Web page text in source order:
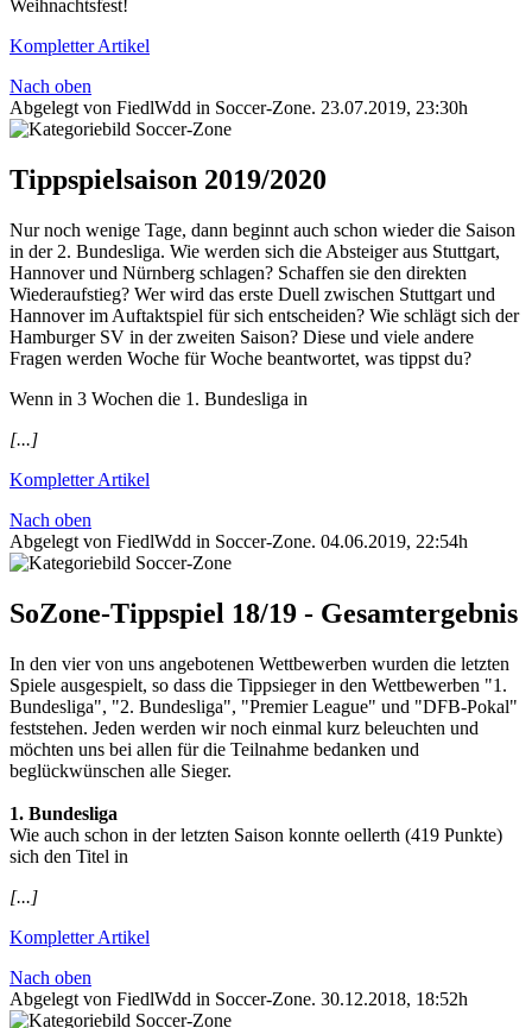
Weihnachtsfest!
Kompletter Artikel
Nach oben
Abgelegt von FiedlWdd in Soccer-Zone. 23.07.2019, 23:30h
Tippspielsaison 2019/2020
Nur noch wenige Tage, dann beginnt auch schon wieder die Saison
in der 2. Bundesliga. Wie werden sich die Absteiger aus Stuttgart,
Hannover und Nürnberg schlagen? Schaffen sie den direkten
Wiederaufstieg? Wer wird das erste Duell zwischen Stuttgart und
Hannover im Auftaktspiel für sich entscheiden? Wie schlägt sich der
Hamburger SV in der zweiten Saison? Diese und viele andere
Fragen werden Woche für Woche beantwortet, was tippst du?
Wenn in 3 Wochen die 1. Bundesliga in
[...]
Kompletter Artikel
Nach oben
Abgelegt von FiedlWdd in Soccer-Zone. 04.06.2019, 22:54h
SoZone-Tippspiel 18/19 - Gesamtergebnis
In den vier von uns angebotenen Wettbewerben wurden die letzten
Spiele ausgespielt, so dass die Tippsieger in den Wettbewerben "1.
Bundesliga", "2. Bundesliga", "Premier League" und "DFB-Pokal"
feststehen. Jeden werden wir noch einmal kurz beleuchten und
möchten uns bei allen für die Teilnahme bedanken und
beglückwünschen alle Sieger.
1. Bundesliga
Wie auch schon in der letzten Saison konnte oellerth (419 Punkte)
sich den Titel in
[...]
Kompletter Artikel
Nach oben
Abgelegt von FiedlWdd in Soccer-Zone. 30.12.2018, 18:52h